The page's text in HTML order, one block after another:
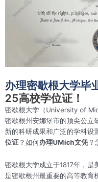
办理密歇根大学毕
25高校学位证！
密歇根大学（University of
密歇根州安娜堡市的顶尖公立
新的科研成果和广泛的学科设
位证 ？如何办理UMich文凭 ？
密歇根大学成立于1817年，
是密歇根州最重要的高等教育